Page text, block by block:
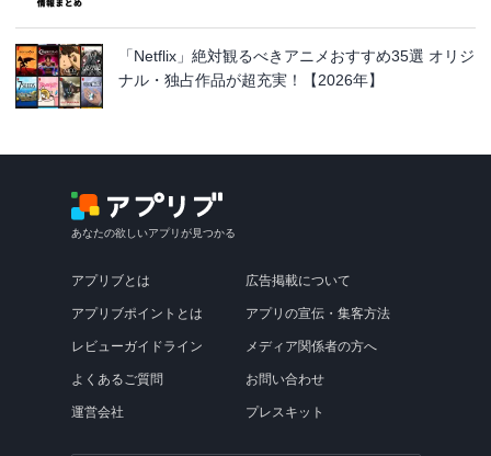
「Netflix」絶対観るべきアニメおすすめ35選 オリジ
ナル・独占作品が超充実！【2026年】
あなたの欲しいアプリが見つかる
アプリブとは
アプリブポイントとは
レビューガイドライン
よくあるご質問
運営会社
広告掲載について
アプリの宣伝・集客方法
メディア関係者の方へ
お問い合わせ
プレスキット